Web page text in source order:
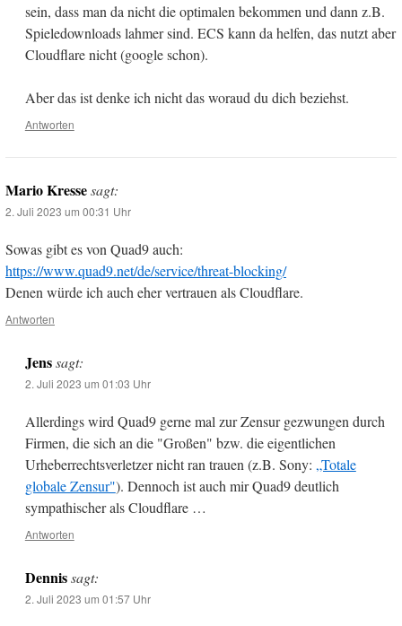
sein, dass man da nicht die optimalen bekommen und dann z.B.
Spieledownloads lahmer sind. ECS kann da helfen, das nutzt aber
Cloudflare nicht (google schon).
Aber das ist denke ich nicht das woraud du dich beziehst.
Antworten
Mario Kressesagt:
2. Juli 2023 um 00:31 Uhr
Sowas gibt es von Quad9 auch:
https://www.quad9.net/de/service/threat-blocking/
Denen würde ich auch eher vertrauen als Cloudflare.
Antworten
Jens sagt:
2. Juli 2023 um 01:03 Uhr
Allerdings wird Quad9 gerne mal zur Zensur gezwungen durch
Firmen, die sich an die "Großen" bzw. die eigentlichen
Urheberrechtsverletzer nicht ran trauen (z.B. Sony: „Totale
globale Zensur"). Dennoch ist auch mir Quad9 deutlich
sympathischer als Cloudflare …
Antworten
Dennis sagt:
2. Juli 2023 um 01:57 Uhr